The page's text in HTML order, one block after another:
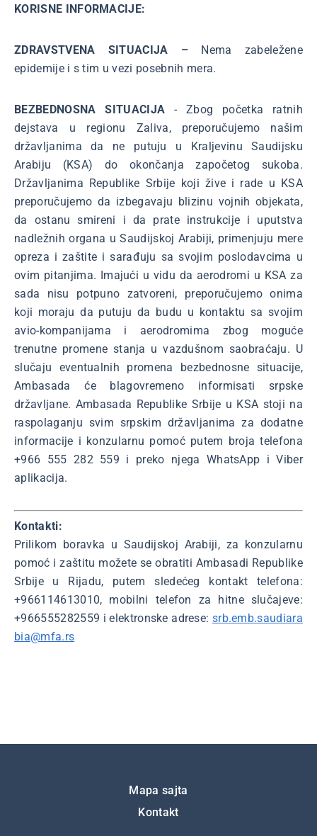
KORISNE INFORMACIJE:
ZDRAVSTVENA SITUACIJA – Nema zabeležene
epidemije i s tim u vezi posebnih mera.
BEZBEDNOSNA SITUACIJA - Zbog početka ratnih
dejstava u regionu Zaliva, preporučujemo našim
državljanima da ne putuju u Kraljevinu Saudijsku
Arabiju (KSA) do okončanja započetog sukoba.
Državljanima Republike Srbije koji žive i rade u KSA
preporučujemo da izbegavaju blizinu vojnih objekata,
da ostanu smireni i da prate instrukcije i uputstva
nadležnih organa u Saudijskoj Arabiji, primenjuju mere
opreza i zaštite i sarađuju sa svojim poslodavcima u
ovim pitanjima. Imajući u vidu da aerodromi u KSA za
sada nisu potpuno zatvoreni, preporučujemo onima
koji moraju da putuju da budu u kontaktu sa svojim
avio-kompanijama i aerodromima zbog moguće
trenutne promene stanja u vazdušnom saobraćaju. U
slučaju eventualnih promena bezbednosne situacije,
Ambasada će blagovremeno informisati srpske
državljane. Ambasada Republike Srbije u KSA stoji na
raspolaganju svim srpskim državljanima za dodatne
informacije i konzularnu pomoć putem broja telefona
+966 555 282 559 i preko njega WhatsApp i Viber
aplikacija.
Kontakti:
Prilikom boravka u Saudijskoj Arabiji, za konzularnu
pomoć i zaštitu možete se obratiti Ambasadi Republike
Srbije u Rijadu, putem sledećeg kontakt telefona:
+966114613010, mobilni telefon za hitne slučajeve:
+966555282559 i elektronske adrese: srb.emb.saudiara
bia@mfa.rs
Mapa sajta
Kontakt